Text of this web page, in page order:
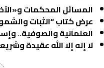
المسائل المحكمات
عرض كتاب “الثبات
العلمانية والصوفية..
لا إله إلا الله عقيدة